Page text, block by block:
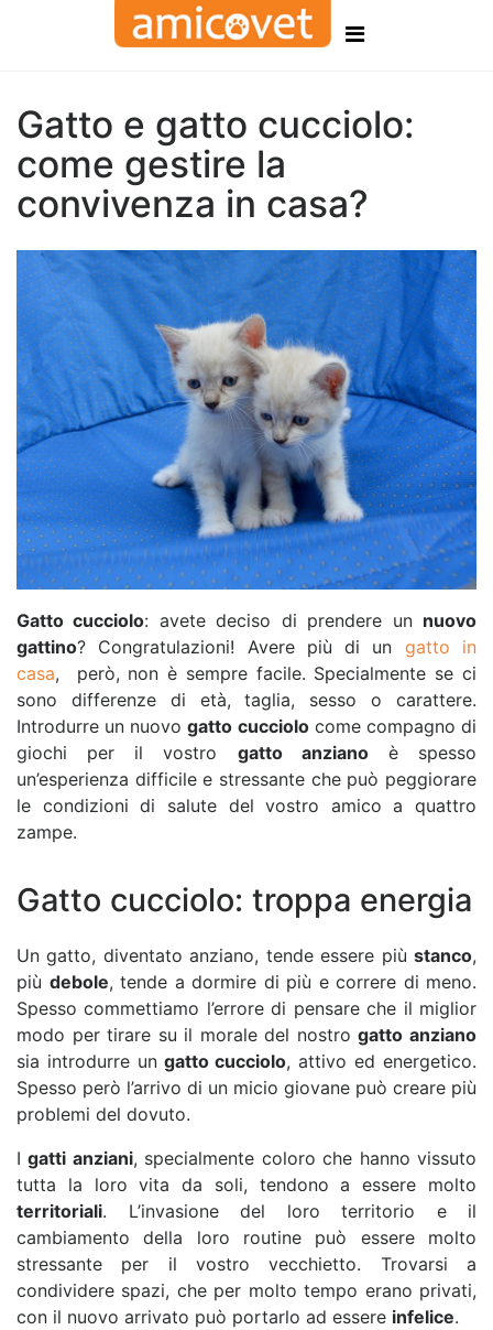
Gatto e gatto cucciolo:
come gestire la
convivenza in casa?
Gatto cucciolo: avete deciso di prendere un nuovo
gattino? Congratulazioni! Avere più di un gatto in
casa, però, non è sempre facile. Specialmente se ci
sono differenze di età, taglia, sesso o carattere.
Introdurre un nuovogatto cucciolocome compagno di
giochi per il vostro gatto anzianoè spesso
un’esperienza difficile e stressante che può peggiorare
le condizioni di salute del vostro amico a quattro
zampe.
Gatto cucciolo: troppa energia
Un gatto, diventato anziano, tende essere più stanco,
più debole, tende a dormire di più e correre di meno.
Spesso commettiamo l’errore di pensare che il miglior
modo per tirare su il morale del nostrogatto anziano
sia introdurre ungatto cucciolo, attivo ed energetico.
Spesso però l’arrivo di un micio giovane può creare più
problemi del dovuto.
Igatti anziani, specialmente coloro che hanno vissuto
tutta la loro vita da soli, tendono a essere molto
territoriali. L’invasione del loro territorio e il
cambiamento della loro routine può essere molto
stressante per il vostro vecchietto. Trovarsi a
condividere spazi, che per molto tempo erano privati,
con il nuovo arrivato può portarlo ad essere infelice.